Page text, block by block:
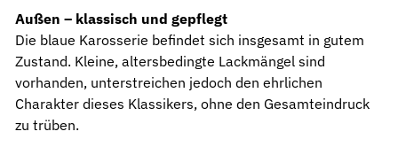
Außen – klassisch und gepflegt
Die blaue Karosserie befindet sich insgesamt in gutem
Zustand. Kleine, altersbedingte Lackmängel sind
vorhanden, unterstreichen jedoch den ehrlichen
Charakter dieses Klassikers, ohne den Gesamteindruck
zu trüben.